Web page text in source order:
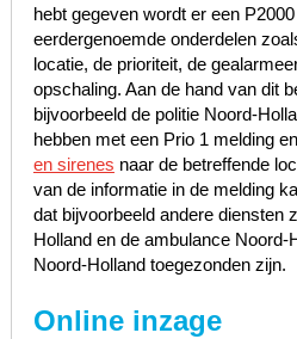
hebt gegeven wordt er een
eerdergenoemde onderdelen
locatie, de prioriteit, de
opschaling. Aan de hand van dit
bijvoorbeeld de politie Noord-
hebben met een Prio 1 melding
en sirenes naar de betreffende
van de informatie in de melding
dat bijvoorbeeld andere diensten
Holland en de ambulance Noord-
Noord-Holland toegezonden zijn.
Online inzage